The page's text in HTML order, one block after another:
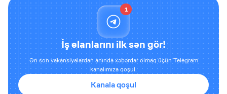
1
İş elanlarını ilk sən gör!
Ən son vakansiyalardan anında xəbərdar olmaq üçün Telegram
kanalımıza qoşul.
Kanala qoşul